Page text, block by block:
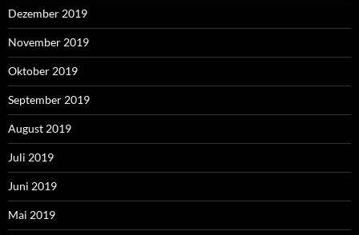
Dezember 2019
November 2019
Oktober 2019
September 2019
August 2019
Juli 2019
Juni 2019
Mai 2019